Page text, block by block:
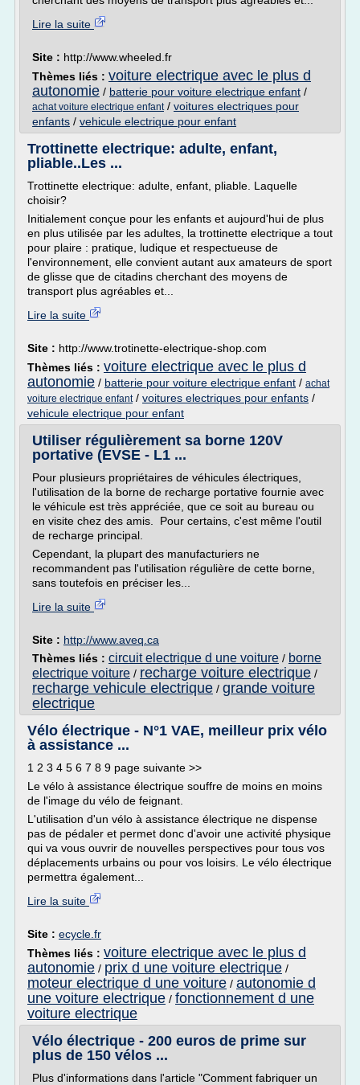
Lire la suite
Site : http://www.wheeled.fr
Thèmes liés : voiture electrique avec le plus d
autonomie / batterie pour voiture electrique enfant /
achat voiture electrique enfant/ voitures electriques pour
enfants / vehicule electrique pour enfant
Trottinette electrique: adulte, enfant,
pliable..Les ...
Trottinette electrique: adulte, enfant, pliable. Laquelle
choisir?
Initialement conçue pour les enfants et aujourd'hui de plus
en plus utilisée par les adultes, la trottinette electrique a tout
pour plaire : pratique, ludique et respectueuse de
l'environnement, elle convient autant aux amateurs de sport
de glisse que de citadins cherchant des moyens de
transport plus agréables et...
Lire la suite
Site : http://www.trotinette-electrique-shop.com
Thèmes liés : voiture electrique avec le plus d
autonomie / batterie pour voiture electrique enfant / achat
voiture electrique enfant/ voitures electriques pour enfants /
vehicule electrique pour enfant
Utiliser régulièrement sa borne 120V
portative (EVSE - L1 ...
Pour plusieurs propriétaires de véhicules électriques,
l'utilisation de la borne de recharge portative fournie avec
le véhicule est très appréciée, que ce soit au bureau ou
en visite chez des amis. Pour certains, c'est même l'outil
de recharge principal.
Cependant, la plupart des manufacturiers ne
recommandent pas l'utilisation régulière de cette borne,
sans toutefois en préciser les...
Lire la suite
Site : http://www.aveq.ca
Thèmes liés : circuit electrique d une voiture / borne
electrique voiture / recharge voiture electrique /
recharge vehicule electrique / grande voiture
electrique
Vélo électrique - N°1 VAE, meilleur prix vélo
à assistance ...
1 2 3 4 5 6 7 8 9 page suivante >>
Le vélo à assistance électrique souffre de moins en moins
de l'image du vélo de feignant.
L'utilisation d'un vélo à assistance électrique ne dispense
pas de pédaler et permet donc d'avoir une activité physique
qui va vous ouvrir de nouvelles perspectives pour tous vos
déplacements urbains ou pour vos loisirs. Le vélo électrique
permettra également...
Lire la suite
Site : ecycle.fr
Thèmes liés : voiture electrique avec le plus d
autonomie / prix d une voiture electrique /
moteur electrique d une voiture / autonomie d
une voiture electrique / fonctionnement d une
voiture electrique
Vélo électrique - 200 euros de prime sur
plus de 150 vélos ...
Plus d'informations dans l'article "Comment fabriquer un